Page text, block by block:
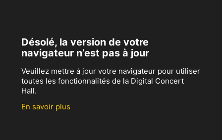
Désolé, la version de votre
navigateur n’est pas à jour
Veuillez mettre à jour votre navigateur pour utiliser
toutes les fonctionnalités de la Digital Concert
Hall.
En savoir plus